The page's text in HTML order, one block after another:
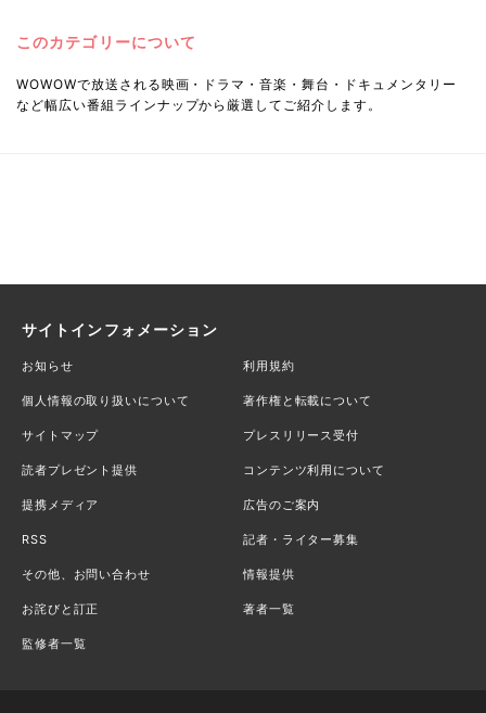
このカテゴリーについて
WOWOWで放送される映画・ドラマ・音楽・舞台・ドキュメンタリー
など幅広い番組ラインナップから厳選してご紹介します。
サイトインフォメーション
お知らせ 利用規約
個人情報の取り扱いについて 著作権と転載について
サイトマップ プレスリリース受付
読者プレゼント提供 コンテンツ利用について
提携メディア 広告のご案内
RSS 記者・ライター募集
その他、お問い合わせ 情報提供
お詫びと訂正 著者一覧
監修者一覧